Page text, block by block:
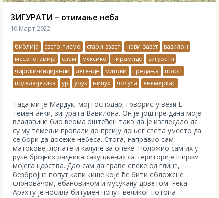
ЗИГУРАТИ – отимање неба
10 Март 2022
библија свето-писмо стари-завет нови-завет
вавилон
месопотамија
елам мексико пирамиде
зигурати
чироки-индијанци
легенде митови предања
потоп
подела-језика
ур урук нипур чолула енемеркар
Тада ми је Мардук, мој господар, говорио у вези Е-
темен-анки, зигурата Вавилона. Он је још пре дана моје
владавине био веома оштећен тако да је изгледало да
су му темељи пропали до прсију доњег света уместо да
се бори да досеже небеса. Стога, направио сам
матокове, лопате и калупе за опеке. Положио сам их у
руке бројних радника сакупљених са територије широм
мојега царства. Дао сам да праве опеке од глине,
безбројне попут капи кише које ће бити обложене
слоновачом, ебановином и мусукану-дрветом. Река
Арахту је носила битумен попут великог потопа.